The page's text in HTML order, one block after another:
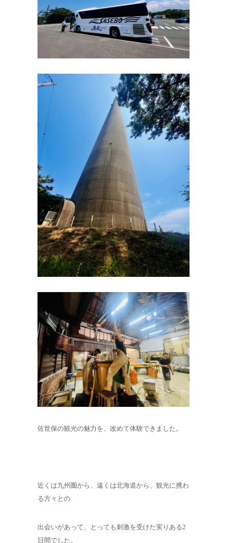
佐世保の観光の魅力を、改めて体験できました。
近くは九州圏から、遠くは北海道から、観光に携わ
る方々との
出会いがあって、とっても刺激を受けた実りある2
日間でした。